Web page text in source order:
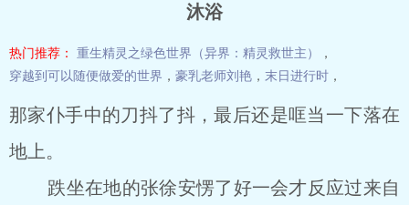
沐浴
热门推荐： 重生精灵之绿色世界（异界：精灵救世主）
，
穿越到可以随便做爱的世界 ， 豪乳老师刘艳 ， 末日进行时 ，
那家仆手中的刀抖了抖，最后还是哐当一下落在
地上。
跌坐在地的张徐安愣了好一会才反应过来自